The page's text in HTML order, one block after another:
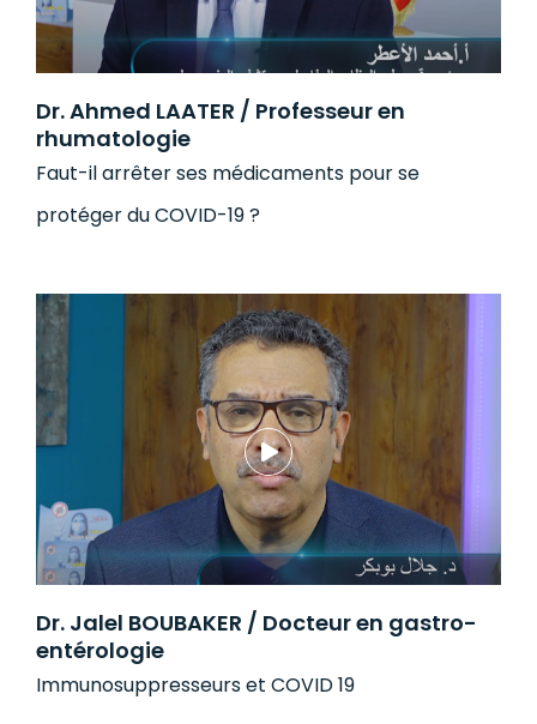
Dr. Ahmed LAATER / Professeur en
rhumatologie
Faut-il arrêter ses médicaments pour se
protéger du COVID-19 ?
Dr. Jalel BOUBAKER / Docteur en gastro-
entérologie
Immunosuppresseurs et COVID 19